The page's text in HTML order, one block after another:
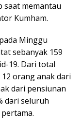
saat memantau
Kumham.
Minggu
sebanyak 159
19. Dari total
orang anak dari
dari pensiunan
dari seluruh